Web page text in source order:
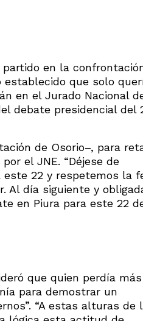
en la
establecido que solo
en el Jurado Nacional
debate presidencial del
de Osorio–, para
el JNE. “Déjese de
este 22 y respetemos la
Al día siguiente y
en Piura para este 22
que quien perdía
para demostrar un
“A estas alturas de